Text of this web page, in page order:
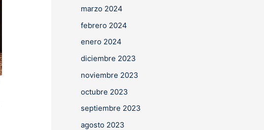
marzo 2024
febrero 2024
enero 2024
diciembre 2023
noviembre 2023
octubre 2023
septiembre 2023
agosto 2023